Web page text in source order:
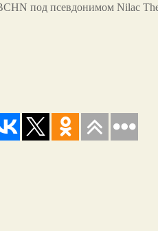
под псевдонимом Nilac